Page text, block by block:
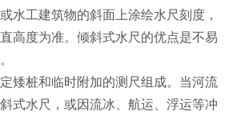
水工建筑物的斜面上涂绘水尺刻度，
高度为准。倾斜式水尺的优点是不易
矮桩和临时附加的测尺组成。当河流
式水尺，或因流冰、航运、浮运等冲